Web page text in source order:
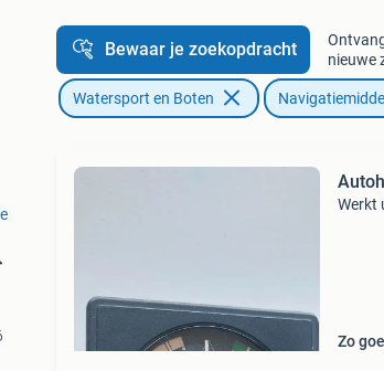
Bewaar je zoekopdracht
nieuwe
Watersport en Boten
Werkt
Zo